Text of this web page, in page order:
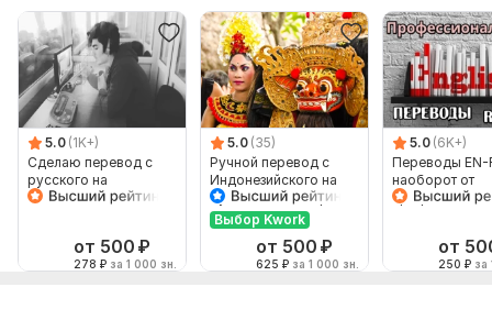
5.0 (1K+)
Сделаю перевод с
русского на
английский и
от 500 ₽
278 ₽ за 1 000 зн.
5.0 (35)
Ручной перевод с
Индонезийского на
Русский и наоборот
Выбор Kwork
от 500 ₽
625 ₽ за 1 000 зн.
5.0 (6K+)
Переводы EN-
наоборот от
от
250 ₽ за